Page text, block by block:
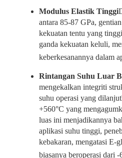
Modulus Elastik Tinggi
antara 85-87 GPa,
kekuatan tentu yang
ganda kekuatan keluli,
keberkesanannya dalam
Rintangan Suhu Luar
mengekalkan integriti
suhu operasi yang
+560°C yang
luas ini menjadikannya
aplikasi suhu tinggi,
kebakaran, mengatasi E-
biasanya beroperasi dari